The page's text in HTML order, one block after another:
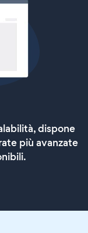
dispone
più avanzate